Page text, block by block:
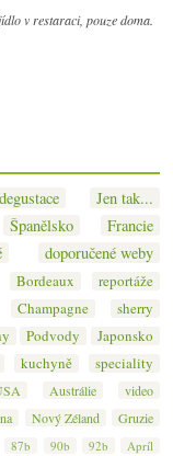
v restaraci, pouze doma.
degustace
Jen tak...
Španělsko
Francie
doporučené weby
Bordeaux
reportáže
Champagne
sherry
Podvody
Japonsko
kuchyně
speciality
Austrálie
video
Nový Zéland
Gruzie
87b 90b 92b Apríl